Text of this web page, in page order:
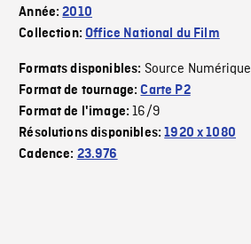
Année:2010
Collection:Office National du Film
Formats disponibles: Source Numérique
Format de tournage:Carte P2
Format de l'image:16/9
Résolutions disponibles:1920 x 1080
Cadence: 23.976